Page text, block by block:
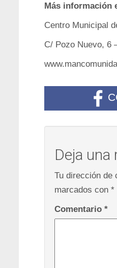
Más información
Centro Municipal
C/ Pozo Nuevo, 6
Deja una
Tu dirección de
marcados con *
Comentario *